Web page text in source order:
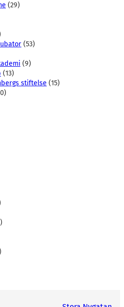
(29)
(53)
(9)
(13)
stiftelse (15)